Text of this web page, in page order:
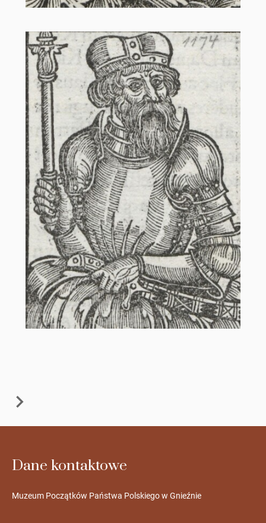
Dane kontaktowe
Muzeum Początków Państwa Polskiego w Gnieźnie